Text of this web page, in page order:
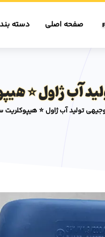
صفحه اصلی دسته
آب ژاول ⭐️
تولید آب ژاول ⭐️ هیپوکلریت